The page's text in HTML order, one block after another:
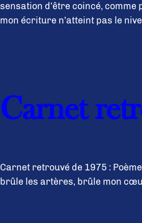
sensation d’être coincé,
mon écriture n’atteint pas le
Carnet
Carnet retrouvé de 1975 :
brûle les artères, brûle mon